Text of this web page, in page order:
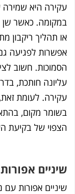
היא שמירה על
כאשר שן חלב
ריקבון מתקדם,
לפגיעה גם בנבט
חשוב לציין כי
חותכת, בדרך כלל
לעומת זאת,
מקום, בהתאם
של בקיעת השן
אפורות עם
אפורות עם נקודות